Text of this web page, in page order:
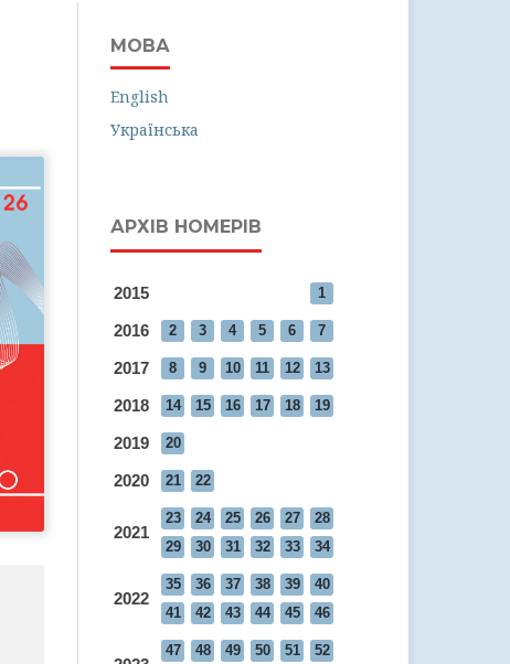
МОВА
English
Українська
АРХІВ НОМЕРІВ
2015 1
2016 2 3 4 5 6 7
2017 8 9 10 11 12 13
2018 14 15 16 17 18 19
2019 20
2020 21 22
2021
23 24 25 26 27
28
29
30 31 32 33 34
2022
35 36 37 38 39
40
41
42 43 44 45 46
47 48 49 50 51
52